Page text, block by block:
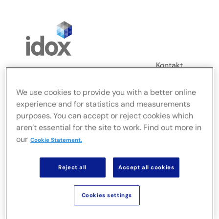
Kontakt
Toggle
Navigation
FusionLive
Rozwiązania serwerowe
We use cookies to provide you with a better online
experience and for statistics and measurements
purposes. You can accept or reject cookies which
aren’t essential for the site to work. Find out more in
our Cookie Statement.
Reject all Accept all cookies
Cookies settings